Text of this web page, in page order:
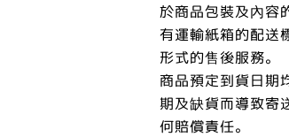
於商品包裝及內容
有運輸紙箱的配送
形式的售後服務。
商品預定到貨日期
期及缺貨而導致寄
何賠償責任。